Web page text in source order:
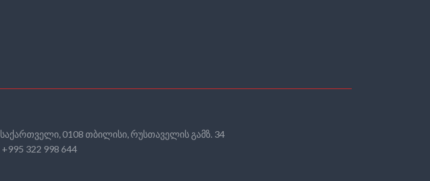
საქართველი, 0108 თბილისი, რუსთაველის გამზ. 34
+995 322 998 644